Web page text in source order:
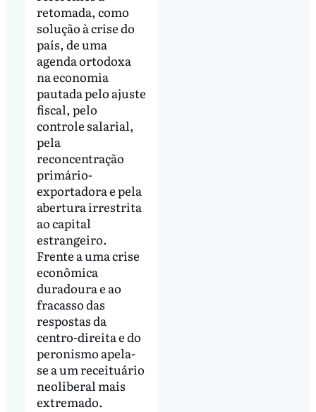
retomada, como
solução à crise do
país, de uma
agenda ortodoxa
na economia
pautada pelo ajuste
fiscal, pelo
controle salarial,
pela
reconcentração
primário-
exportadora e pela
abertura irrestrita
ao capital
estrangeiro.
Frente a uma crise
econômica
duradoura e ao
fracasso das
respostas da
centro-direita e do
peronismo apela-
se a um receituário
neoliberal mais
extremado.